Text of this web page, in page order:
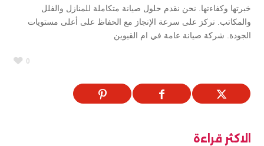
خبرتها وكفاءتها. نحن نقدم حلول صيانة متكاملة للمنازل والفلل
والمكاتب. نركز على سرعة الإنجاز مع الحفاظ على أعلى مستويات
الجودة. شركة صيانة عامة في ام القيوين
0
الاكثر قراءة